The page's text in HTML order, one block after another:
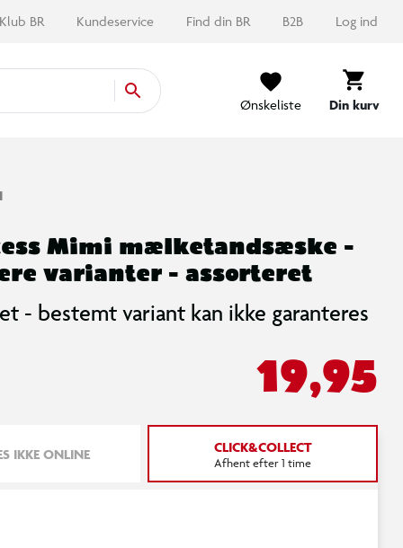
Klub BR Kundeservice Find din BR B2B Log ind
Ønskeliste Din kurv
Mimi mælketandsæske -
varianter - assorteret
- bestemt variant kan ikke garanteres
19,95
IKKE ONLINE CLICK&COLLECT
Afhent efter 1 time